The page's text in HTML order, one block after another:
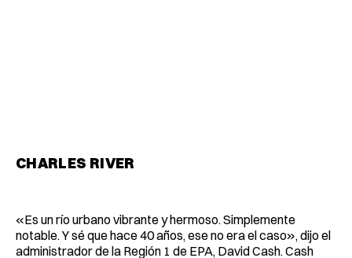
CHARLES RIVER
«Es un río urbano vibrante y hermoso. Simplemente
notable. Y sé que hace 40 años, ese no era el caso», dijo el
administrador de la Región 1 de EPA, David Cash. Cash